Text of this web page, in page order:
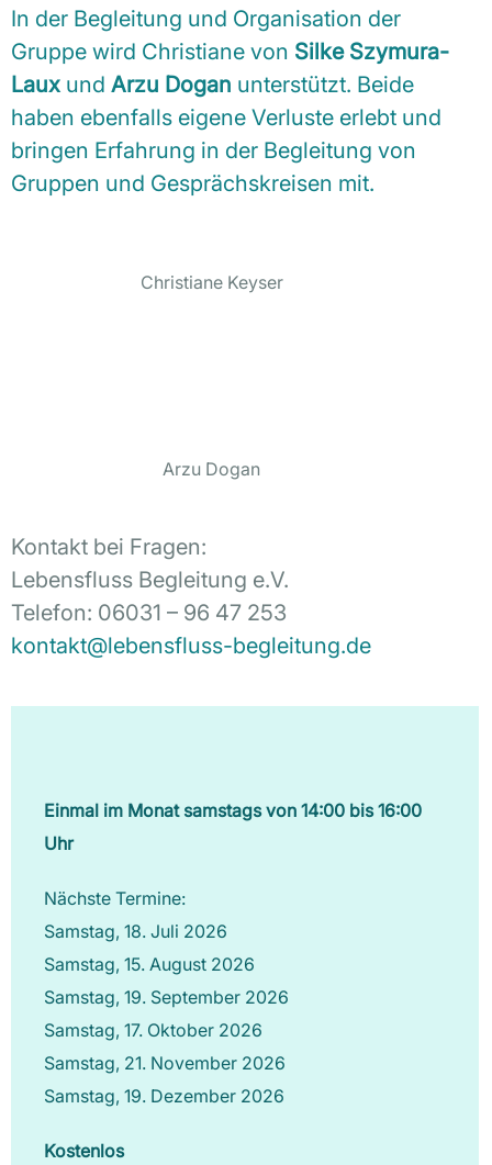
In der Begleitung und Organisation der
Gruppe wird Christiane von Silke Szymura-
Laux und Arzu Dogan unterstützt. Beide
haben ebenfalls eigene Verluste erlebt und
bringen Erfahrung in der Begleitung von
Gruppen und Gesprächskreisen mit.
Christiane Keyser
Arzu Dogan
Kontakt bei Fragen:
Lebensfluss Begleitung e.V.
Telefon: 06031 – 96 47 253
kontakt@lebensfluss-begleitung.de
Einmal im Monat samstags von 14:00 bis 16:00
Uhr
Nächste Termine:
Samstag, 18. Juli 2026
Samstag, 15. August 2026
Samstag, 19. September 2026
Samstag, 17. Oktober 2026
Samstag, 21. November 2026
Samstag, 19. Dezember 2026
Kostenlos